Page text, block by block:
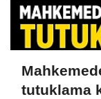
tutuklama